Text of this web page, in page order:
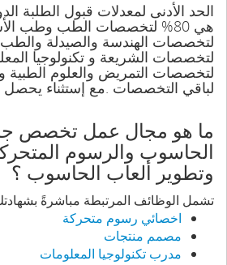
الحد الأدنى لمعدلات قبول الطلبة
لباقي التخصصات .مع إستثناء يحصل
ما هو مجال عمل تخصص
الحاسوب والرسوم
وتطوير ألعاب الحاسوب ؟
تشمل الوظائف المرتبطة مباشرةً
اخصائي رسوم متحركة
مصمم منتجات
مدرب تكنولوجيا المعلومات